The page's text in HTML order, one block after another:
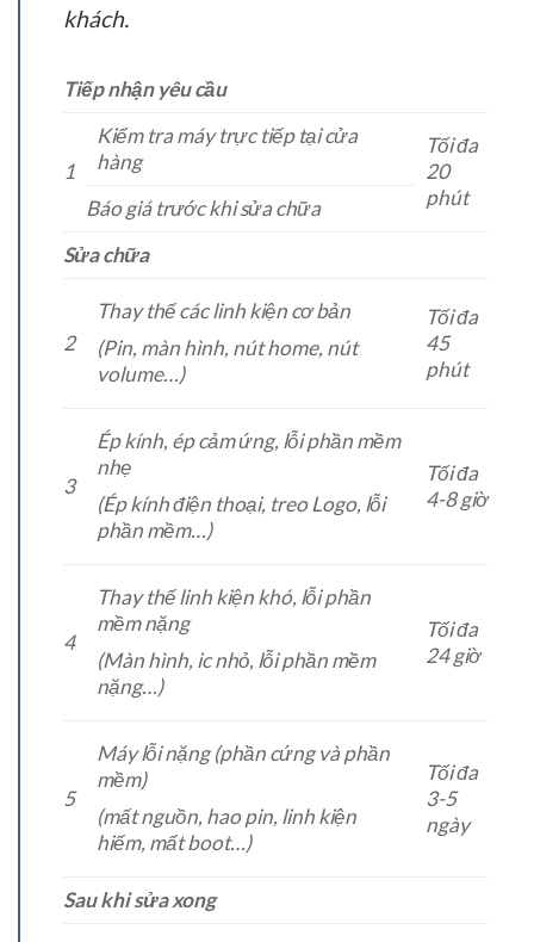
khách.
Tiếp nhận yêu cầu
1
Kiểm tra máy trực tiếp tại cửa
hàng
Tối đa
20
phút
Báo giá trước khi sửa chữa
Sửa chữa
2
Thay thế các linh kiện cơ bản
(Pin, màn hình, nút home, nút
volume…)
Tối đa
45
phút
3
Ép kính, ép cảm ứng, lỗi phần mềm
nhẹ
(Ép kính điện thoại, treo Logo, lỗi
phần mềm…)
Tối đa
4-8 giờ
4
Thay thế linh kiện khó, lỗi phần
mềm nặng
(Màn hình, ic nhỏ, lỗi phần mềm
nặng…)
Tối đa
24 giờ
5
Máy lỗi nặng (phần cứng và phần
mềm)
(mất nguồn, hao pin, linh kiện
hiếm, mất boot…)
Tối đa
3-5
ngày
Sau khi sửa xong